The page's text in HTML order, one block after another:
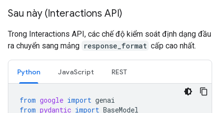
Sau này (Interactions API)
Trong Interactions API, các chế độ kiểm soát định dạng đầu
ra chuyển sang mảng response_format cấp cao nhất.
Python JavaScript REST
from google import genai
from pydantic import BaseModel